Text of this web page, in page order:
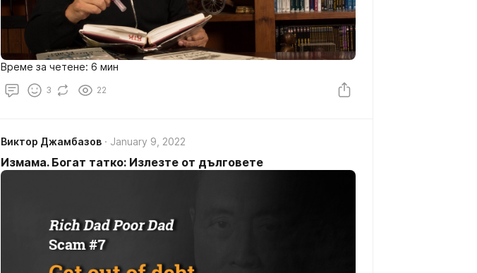
Време за четене: 6 мин
3 22
Виктор Джамбазов January 9, 2022
Измама. Богат татко: Излезте от дълговете